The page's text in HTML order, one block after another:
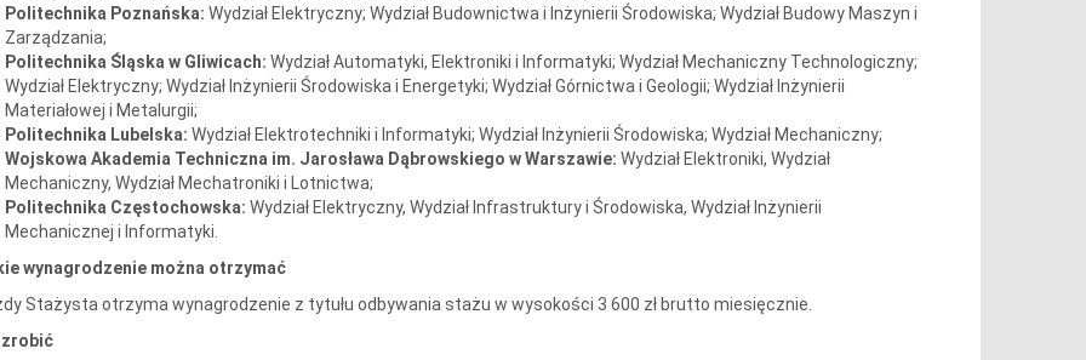
Politechnika Poznańska: Wydział Elektryczny; Wydział Budownictwa i Inżynierii Środowiska; Wydział Budowy Maszyn i
Zarządzania;
Politechnika Śląska w Gliwicach: Wydział Automatyki, Elektroniki i Informatyki; Wydział Mechaniczny Technologiczny;
Wydział Elektryczny; Wydział Inżynierii Środowiska i Energetyki; Wydział Górnictwa i Geologii; Wydział Inżynierii
Materiałowej i Metalurgii;
Politechnika Lubelska: Wydział Elektrotechniki i Informatyki; Wydział Inżynierii Środowiska; Wydział Mechaniczny;
Wojskowa Akademia Techniczna im. Jarosława Dąbrowskiego w Warszawie: Wydział Elektroniki, Wydział
Mechaniczny, Wydział Mechatroniki i Lotnictwa;
Politechnika Częstochowska: Wydział Elektryczny, Wydział Infrastruktury i Środowiska, Wydział Inżynierii
Mechanicznej i Informatyki.
wynagrodzenie można otrzymać
Stażysta otrzyma wynagrodzenie z tytułu odbywania stażu w wysokości 3 600 zł brutto miesięcznie.
zrobić